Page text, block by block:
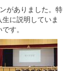
がありました。特
に説明していま
す。